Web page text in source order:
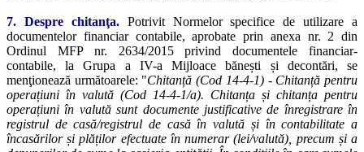
7. Despre chitanţa. Potrivit Normelor specifice de utilizare a
documentelor financiar contabile, aprobate prin anexa nr. 2 din
Ordinul MFP nr. 2634/2015 privind documentele financiar-
contabile, la Grupa a IV-a Mijloace bănești și decontări, se
menţionează următoarele: "Chitanță (Cod 14-4-1) - Chitanță pentru
operațiuni în valută (Cod 14-4-1/a). Chitanța și chitanța pentru
operațiuni în valută sunt documente justificative de înregistrare în
registrul de casă/registrul de casă în valută și în contabilitate a
încasărilor și plăților efectuate în numerar (lei/valută), precum și a